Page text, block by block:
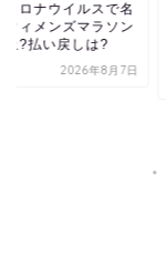
コロナウイルスで名
ウィメンズマラソン
止?払い戻しは?
2026年8月7日